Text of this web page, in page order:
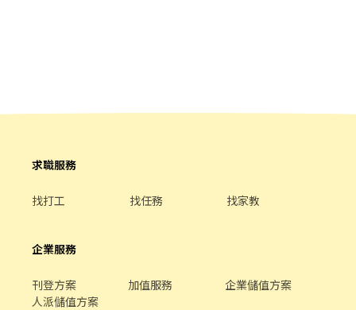
過的活動
求職服務
找打工 找任務 找家教
企業服務
刊登方案 加值服務
企業儲值方案
人派儲值方案